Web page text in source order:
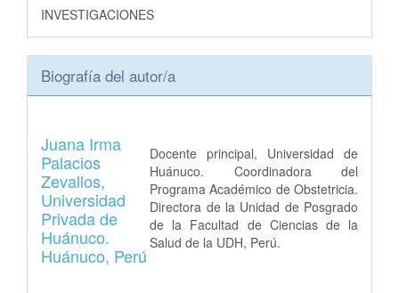
INVESTIGACIONES
Biografía del autor/a
Juana Irma
Palacios
Zevallos,
Universidad
Privada de
Huánuco.
Huánuco, Perú
Docente principal, Universidad de
Huánuco. Coordinadora del
Programa Académico de Obstetricia.
Directora de la Unidad de Posgrado
de la Facultad de Ciencias de la
Salud de la UDH, Perú.